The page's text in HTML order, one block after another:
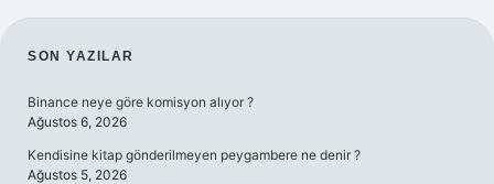
SIDEBAR
SON YAZILAR
Binance neye göre komisyon alıyor ?
Ağustos 6, 2026
Kendisine kitap gönderilmeyen peygambere ne denir ?
Ağustos 5, 2026